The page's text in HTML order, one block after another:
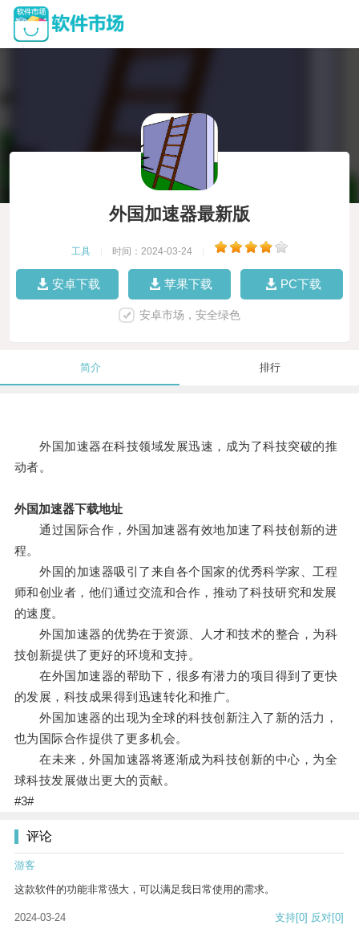
外国加速器最新版
工具 时间：2024-03-24
安卓下载 苹果下载 PC下载
安卓市场，安全绿色
简介 排行
外国加速器在科技领域发展迅速，成为了科技突破的推
动者。
外国加速器下载地址
通过国际合作，外国加速器有效地加速了科技创新的进
程。
外国的加速器吸引了来自各个国家的优秀科学家、工程
师和创业者，他们通过交流和合作，推动了科技研究和发展
的速度。
外国加速器的优势在于资源、人才和技术的整合，为科
技创新提供了更好的环境和支持。
在外国加速器的帮助下，很多有潜力的项目得到了更快
的发展，科技成果得到迅速转化和推广。
外国加速器的出现为全球的科技创新注入了新的活力，
也为国际合作提供了更多机会。
在未来，外国加速器将逐渐成为科技创新的中心，为全
球科技发展做出更大的贡献。
#3#
评论
游客
这款软件的功能非常强大，可以满足我日常使用的需求。
2024-03-24 支持[0] 反对[0]